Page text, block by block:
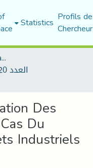
Statistics Profils
Scientific Journals of M'Sila University
العدد 20
Des
Du
Industriels